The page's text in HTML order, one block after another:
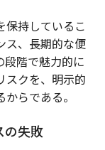
保持しているこ
ス、長期的な便
段階で魅力的に
スクを、明示的
らである。
の失敗